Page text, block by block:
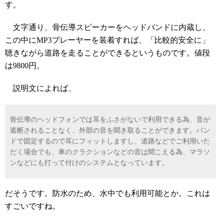
す。
文字通り、骨伝導スピーカーをヘッドバンドに内蔵し、
この中にMP3プレーヤーを装着すれば、「比較的安全に」
聴きながら道路を走ることができるというものです。値段
は9800円。
説明文によれば、
骨伝導のヘッドフォンでは耳をふさがないで利用できる為、音が
遮断されることなく、外部の音を聞き取ることができます。バン
ドで固定するので耳にフィットしますし、道路などでご利用いた
だく場合でも、車のクラクションなどの音は聞こえる為、マラソ
ンなどにも打って付けのシステムとなっています。
だそうです。防水のため、水中でも利用可能とか。これは
すごいですね。